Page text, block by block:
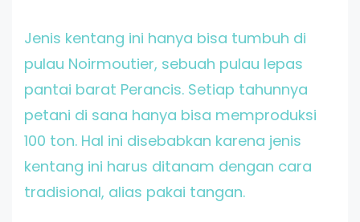
Jenis kentang ini hanya bisa tumbuh di
pulau Noirmoutier, sebuah pulau lepas
pantai barat Perancis. Setiap tahunnya
petani di sana hanya bisa memproduksi
100 ton. Hal ini disebabkan karena jenis
kentang ini harus ditanam dengan cara
tradisional, alias pakai tangan.